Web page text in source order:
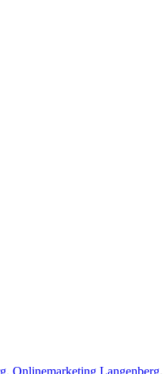
, Onlinemarketing Langenberg,